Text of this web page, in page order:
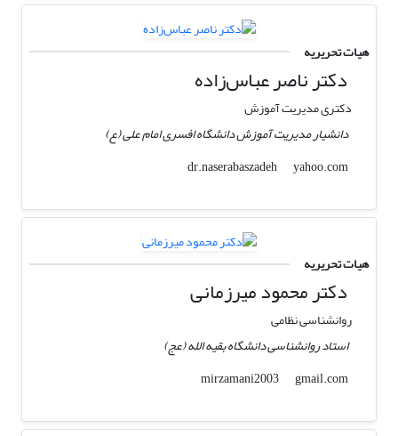
هیات تحریریه
دکتر ناصر عباس‌زاده
دکتری مدیریت آموزش
دانشیار مدیریت آموزش دانشگاه افسری امام علی (ع)
dr.naserabaszadeh
yahoo.com
هیات تحریریه
دکتر محمود میرزمانی
روانشناسی نظامی
استاد روانشناسی دانشگاه بقیه الله (عج)
mirzamani2003
gmail.com